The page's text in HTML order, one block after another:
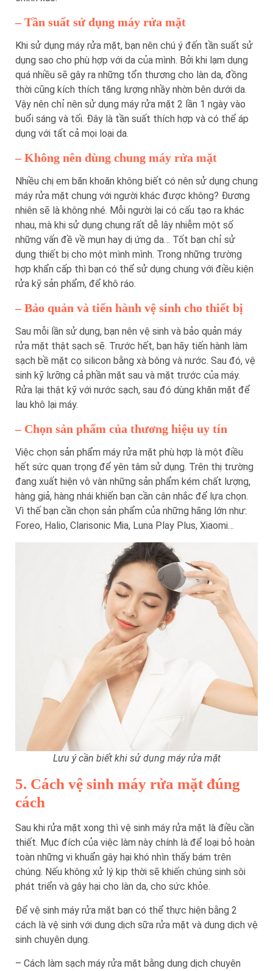
– Tần suất sử dụng máy rửa mặt
Khi sử dụng máy rửa mặt, bạn nên chú ý đến tần suất sử
dụng sao cho phù hợp với da của mình. Bởi khi lạm dụng
quá nhiều sẽ gây ra những tổn thương cho làn da, đồng
thời cũng kích thích tăng lượng nhầy nhờn bên dưới da.
Vậy nên chỉ nên sử dụng máy rửa mặt 2 lần 1 ngày vào
buổi sáng và tối. Đây là tần suất thích hợp và có thể áp
dụng với tất cả mọi loại da.
– Không nên dùng chung máy rửa mặt
Nhiều chị em băn khoăn không biết có nên sử dụng chung
máy rửa mặt chung với người khác được không? Đương
nhiên sẽ là không nhé. Mỗi người lại có cấu tạo ra khác
nhau, mà khi sử dụng chung rất dễ lây nhiễm một số
những vấn đề về mụn hay dị ứng da… Tốt bạn chỉ sử
dụng thiết bị cho một mình mình. Trong những trường
hợp khẩn cấp thì bạn có thể sử dụng chung với điều kiện
rửa kỹ sản phẩm, để khô ráo.
– Bảo quản và tiến hành vệ sinh cho thiết bị
Sau mỗi lần sử dụng, bạn nên vệ sinh và bảo quản máy
rửa mặt thật sạch sẽ. Trước hết, bạn hãy tiến hành làm
sạch bề mặt cọ silicon bằng xà bông và nước. Sau đó, vệ
sinh kỹ lưỡng cả phần mặt sau và mặt trước của máy.
Rửa lại thật kỹ với nước sạch, sau đó dùng khăn mặt để
lau khô lại máy.
– Chọn sản phẩm của thương hiệu uy tín
Việc chọn sản phẩm máy rửa mặt phù hợp là một điều
hết sức quan trọng để yên tâm sử dụng. Trên thị trường
đang xuất hiện vô vàn những sản phẩm kém chất lượng,
hàng giả, hàng nhái khiến bạn cần cân nhắc để lựa chọn.
Vì thế bạn cần chọn sản phẩm của những hãng lớn như:
Foreo, Halio, Clarisonic Mia, Luna Play Plus, Xiaomi…
Lưu ý cần biết khi sử dụng máy rửa mặt
5. Cách vệ sinh máy rửa mặt đúng
cách
Sau khi rửa mặt xong thì vệ sinh máy rửa mặt là điều cần
thiết. Mục đích của việc làm này chính là để loại bỏ hoàn
toàn những vi khuẩn gây hại khó nhìn thấy bám trên
chúng. Nếu không xử lý kịp thời sẽ khiến chúng sinh sôi
phát triển và gây hại cho làn da, cho sức khỏe.
Để vệ sinh máy rửa mặt bạn có thể thực hiện bằng 2
cách là vệ sinh với dung dịch sữa rửa mặt và dung dịch vệ
sinh chuyên dụng.
– Cách làm sạch máy rửa mặt bằng dung dịch chuyên